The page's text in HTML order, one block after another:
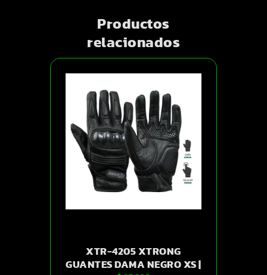
Productos
relacionados
XTR-4205 XTRONG
GUANTES DAMA NEGRO XS |